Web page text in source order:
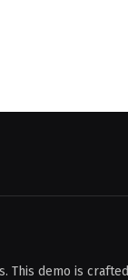
This demo is crafted